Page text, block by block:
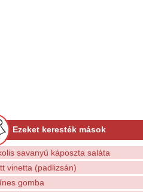
Ezeket keresték mások
savanyú káposzta saláta
vinetta (padlizsán)
gomba